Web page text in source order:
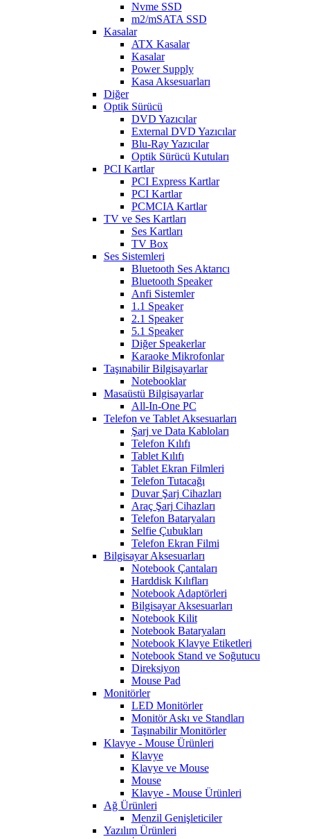
Nvme SSD
m2/mSATA SSD
Kasalar
ATX Kasalar
Kasalar
Power Supply
Kasa Aksesuarları
Diğer
Optik Sürücü
DVD Yazıcılar
External DVD Yazıcılar
Blu-Ray Yazıcılar
Optik Sürücü Kutuları
PCI Kartlar
PCI Express Kartlar
PCI Kartlar
PCMCIA Kartlar
TV ve Ses Kartları
Ses Kartları
TV Box
Ses Sistemleri
Bluetooth Ses Aktarıcı
Bluetooth Speaker
Anfi Sistemler
1.1 Speaker
2.1 Speaker
5.1 Speaker
Diğer Speakerlar
Karaoke Mikrofonlar
Taşınabilir Bilgisayarlar
Notebooklar
Masaüstü Bilgisayarlar
All-In-One PC
Telefon ve Tablet Aksesuarları
Şarj ve Data Kabloları
Telefon Kılıfı
Tablet Kılıfı
Tablet Ekran Filmleri
Telefon Tutacağı
Duvar Şarj Cihazları
Araç Şarj Cihazları
Telefon Bataryaları
Selfie Çubukları
Telefon Ekran Filmi
Bilgisayar Aksesuarları
Notebook Çantaları
Harddisk Kılıfları
Notebook Adaptörleri
Bilgisayar Aksesuarları
Notebook Kilit
Notebook Bataryaları
Notebook Klavye Etiketleri
Notebook Stand ve Soğutucu
Direksiyon
Mouse Pad
Monitörler
LED Monitörler
Monitör Askı ve Standları
Taşınabilir Monitörler
Klavye - Mouse Ürünleri
Klavye
Klavye ve Mouse
Mouse
Klavye - Mouse Ürünleri
Ağ Ürünleri
Menzil Genişleticiler
Yazılım Ürünleri